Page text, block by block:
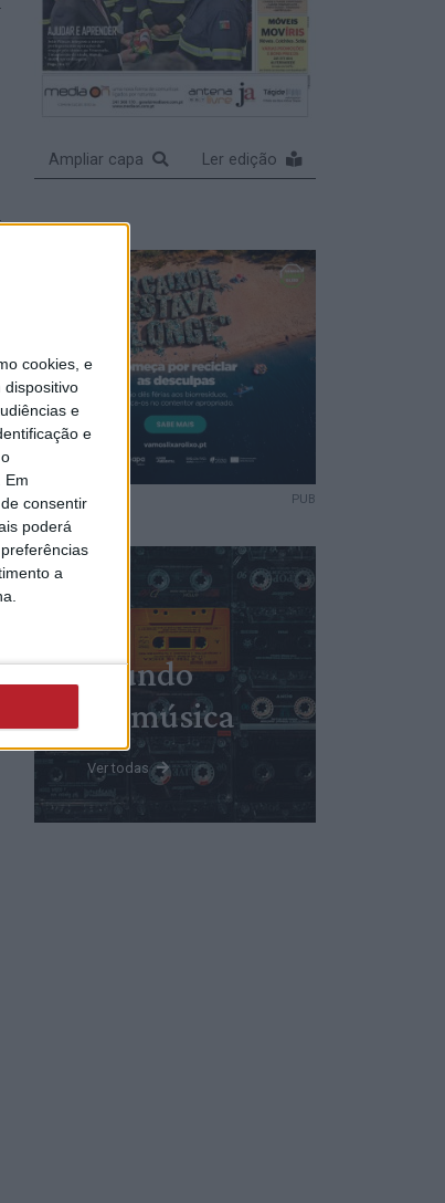
cookies, e
dispositivo
e
e
Em
consentir
poderá
a
Ampliar capa Ler edição
PUB
Mundo
da música
Ver todas